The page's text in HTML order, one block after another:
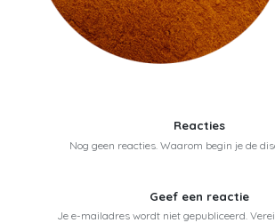
Reacties
Nog geen reacties. Waarom begin je de
Geef een reactie
Je e-mailadres wordt niet gepubliceerd.